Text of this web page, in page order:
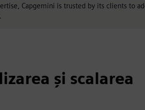
Capgemini is trusted by its clients to
și scalarea